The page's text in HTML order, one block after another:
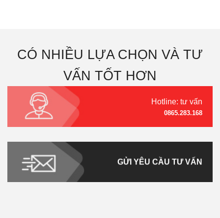
CÓ NHIỀU LỰA CHỌN VÀ TƯ
VẤN TỐT HƠN
Hotline: tư vấn
0865.283.168
GỬI YÊU CẦU TƯ VẤN